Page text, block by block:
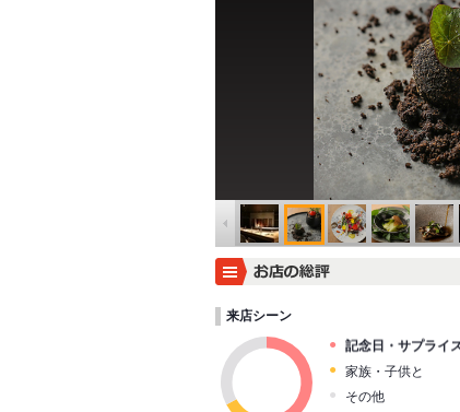
来店シーン
記念日・サプライ
家族・子供と
その他